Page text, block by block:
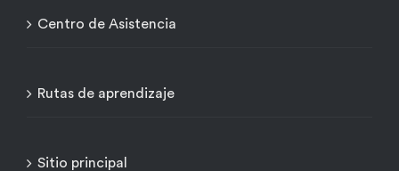
Centro de Asistencia
Rutas de aprendizaje
Sitio principal